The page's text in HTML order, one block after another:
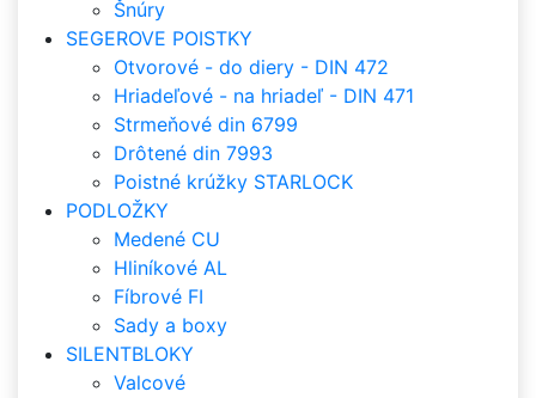
Šnúry
SEGEROVE POISTKY
Otvorové - do diery - DIN 472
Hriadeľové - na hriadeľ - DIN 471
Strmeňové din 6799
Drôtené din 7993
Poistné krúžky STARLOCK
PODLOŽKY
Medené CU
Hliníkové AL
Fíbrové FI
Sady a boxy
SILENTBLOKY
Valcové